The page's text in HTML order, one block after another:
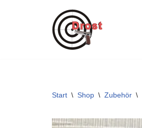
Start \ Shop \ Zubehör \